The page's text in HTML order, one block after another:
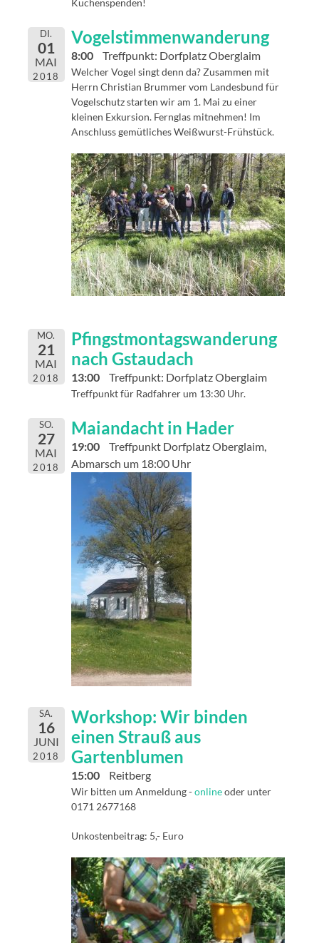
Kuchenspenden!
DI.
01
MAI
2018
Vogelstimmenwanderung
8:00 Treffpunkt: Dorfplatz Oberglaim
Welcher Vogel singt denn da? Zusammen mit
Herrn Christian Brummer vom Landesbund für
Vogelschutz starten wir am 1. Mai zu einer
kleinen Exkursion. Fernglas mitnehmen! Im
Anschluss gemütliches Weißwurst-Frühstück.
MO.
21
MAI
2018
Pfingstmontagswanderung
nach Gstaudach
13:00 Treffpunkt: Dorfplatz Oberglaim
Treffpunkt für Radfahrer um 13:30 Uhr.
SO.
27
MAI
2018
Maiandacht in Hader
19:00
Treffpunkt Dorfplatz Oberglaim,
Abmarsch um 18:00 Uhr
SA.
16
JUNI
2018
Workshop: Wir binden
einen Strauß aus
Gartenblumen
15:00 Reitberg
Wir bitten um Anmeldung -onlineoder unter
0171 2677168
Unkostenbeitrag: 5,- Euro